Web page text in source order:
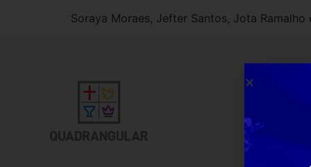
Soraya Moraes, Jefter Santos, Jota